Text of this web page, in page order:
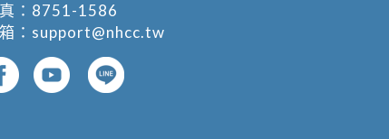
：8751-1586
： support@nhcc.tw